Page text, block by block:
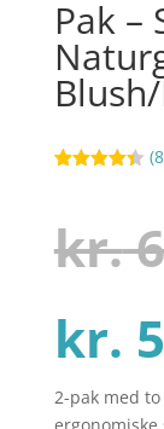
Pak –
baseret
på
kundebedø
(
kr.
kr.
2-pak med